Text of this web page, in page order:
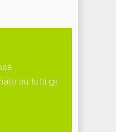
su tutti gli